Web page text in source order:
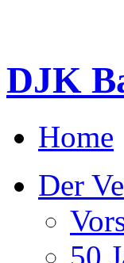
DJK
Home
Der
50